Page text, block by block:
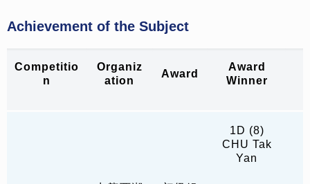
Achievement of the Subject
Competitio
n
Organiz
ation
Award
Award
Winner
1D (8)
CHU Tak
Yan